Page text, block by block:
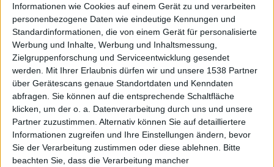
Informationen wie Cookies auf einem Gerät zu und verarbeiten
personenbezogene Daten wie eindeutige Kennungen und
Standardinformationen, die von einem Gerät für personalisierte
Werbung und Inhalte, Werbung und Inhaltsmessung,
Zielgruppenforschung und Serviceentwicklung gesendet
werden.
Mit Ihrer Erlaubnis dürfen wir und unsere 1538 Partner
über Gerätescans genaue Standortdaten und Kenndaten
abfragen. Sie können auf die entsprechende Schaltfläche
klicken, um der o. a. Datenverarbeitung durch uns und unsere
Partner zuzustimmen. Alternativ können Sie auf detailliertere
Informationen zugreifen und Ihre Einstellungen ändern, bevor
Sie der Verarbeitung zustimmen oder diese ablehnen.
Bitte
beachten Sie, dass die Verarbeitung mancher
News
Tungsten
zurück mit neuem Album